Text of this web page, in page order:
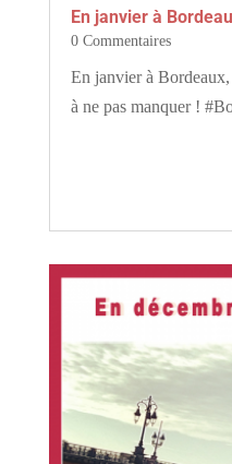
En janvier à
0 Commentaires
En janvier à
à ne pas manquer !